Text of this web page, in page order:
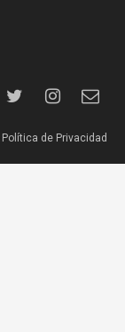
Política de Privacidad